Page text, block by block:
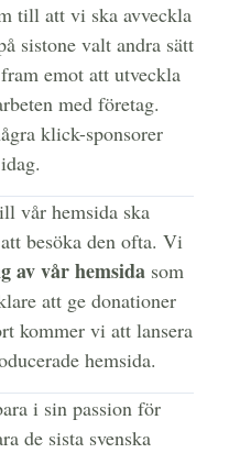
till att vi ska avveckla
sistone valt andra sätt
emot att utveckla
med företag.
klick-sponsorer
vår hemsida ska
besöka den ofta. Vi
av vår hemsida som
att ge donationer
kommer vi att lansera
hemsida.
i sin passion för
de sista svenska